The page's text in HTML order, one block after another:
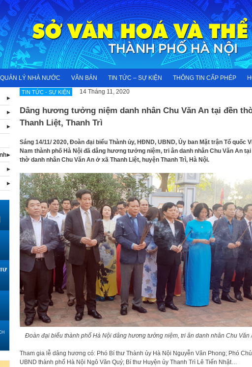
QUẢN LÝ NHÀ NƯỚC VĂN BẢN TIN TỨC – SỰ KIỆN THÔNG TIN CẤP PHÉP
TIN TỨC - SỰ KIỆN 14 Tháng 11, 2020
Dâng hương tưởng niệm danh nhân Chu Văn An tại đền
Thanh Liệt, Thanh Trì
Sáng 14/11/ 2020, Đoàn đại biểu Thành ủy, HĐND, UBND, Ủy ban Mặt trận Tổ quốc
Nam thành phố Hà Nội đã dâng hương tưởng niệm, tri ân danh nhân Chu Văn An tại
thờ danh nhân Chu Văn An ở xã Thanh Liệt, huyện Thanh Trì, Hà Nội.
Đoàn đại biểu thành phố Hà Nội dâng hương tưởng niệm, tri ân danh nhân Chu Văn
Tham gia lễ dâng hương có: Phó Bí thư Thành ủy Hà Nội Nguyễn Văn Phong; Phó
UBND thành phố Hà Nội Ngô Văn Quý; Bí thư Huyện ủy Thanh Trì Lê Tiến Nhật…